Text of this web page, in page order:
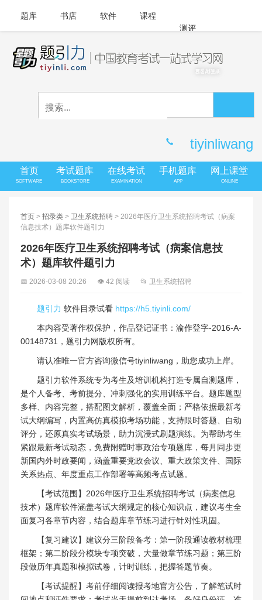
题库 书店 软件
课程
测评
APP下载
tiyinliwang
首页
SOFTWARE
考试题库
BOOKSTORE
在线考试
EXAMINATION
手机题库
APP
网上课堂
ONLINE
首页 > 招录类 > 卫生系统招聘 > 2026年医疗卫生系统招聘考试（病案
信息技术）题库软件题引力
2026年医疗卫生系统招聘考试（病案信息技
术）题库软件题引力
📅 2026-03-08 20:26 👁 42 阅读 📂 卫生系统招聘
题引力 软件目录试看 https://h5.tiyinli.com/
本内容受著作权保护，作品登记证书：渝作登字-2016-A-
00148731，题引力网版权所有。
请认准唯一官方咨询微信号tiyinliwang，助您成功上岸。
题引力软件系统专为考生及培训机构打造专属自测题库，
是个人备考、考前提分、冲刺强化的实用训练平台。题库题型
多样、内容完整，搭配图文解析，覆盖全面；严格依据最新考
试大纲编写，内置高仿真模拟考场功能，支持限时答题、自动
评分，还原真实考试场景，助力沉浸式刷题演练。为帮助考生
紧跟最新考试动态，免费附赠时事政治专项题库，每月同步更
新国内外时政要闻，涵盖重要党政会议、重大政策文件、国际
关系热点、年度重点工作部署等高频考点试题。
【考试范围】2026年医疗卫生系统招聘考试（病案信息
技术）题库软件涵盖考试大纲规定的核心知识点，建议考生全
面复习各章节内容，结合题库章节练习进行针对性巩固。
【复习建议】建议分三阶段备考：第一阶段通读教材梳理
框架；第二阶段分模块专项突破，大量做章节练习题；第三阶
段做历年真题和模拟试卷，计时训练，把握答题节奏。
【考试提醒】考前仔细阅读报考地官方公告，了解笔试时